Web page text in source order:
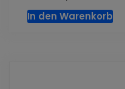
In den Warenkorb